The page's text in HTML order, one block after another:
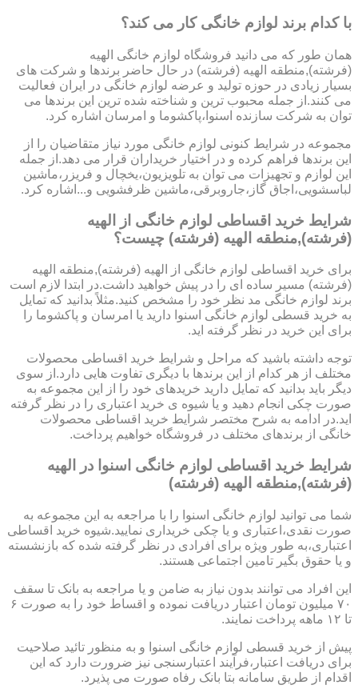
با کدام برند لوازم خانگی کار می کند؟
همان طور که می دانید فروشگاه لوازم خانگی الهیه
(فرشته),منطقه الهیه (فرشته) در حال حاضر برندها و شرکت های
بسیار زیادی در حوزه تولید و عرضه لوازم خانگی در ایران فعالیت
می کنند.از جمله محبوب ترین و شناخته شده ترین این برندها می
توان به شرکت سازنده اسنوا،پاکشوما و امرسان اشاره کرد.
مجموعه در شرایط کنونی لوازم خانگی مورد نیاز متقاضیان را از
این برندها فراهم کرده و در اختیار خریداران قرار می دهد.از جمله
این لوازم و تجهیزات می توان به تلویزیون،یخچال و فریزر،ماشین
لباسشویی،اجاق گاز،جاروبرقی،ماشین ظرفشویی و...اشاره کرد.
شرایط خرید اقساطی لوازم خانگی از الهیه
(فرشته),منطقه الهیه (فرشته) چیست؟
برای خرید اقساطی لوازم خانگی از الهیه (فرشته),منطقه الهیه
(فرشته) مسیر ساده ای را در پیش خواهید داشت.در ابتدا لازم است
برند لوازم خانگی مد نظر خود را مشخص کنید.مثلاً بدانید که تمایل
به خرید قسطی لوازم خانگی اسنوا دارید یا امرسان و پاکشوما را
برای این خرید در نظر گرفته اید.
توجه داشته باشید که مراحل و شرایط خرید اقساطی محصولات
مختلف از هر کدام از این برندها با دیگری تفاوت هایی دارد.از سوی
دیگر باید بدانید که تمایل دارید خریدهای خود را از این مجموعه به
صورت چکی انجام دهید و یا شیوه ی خرید اعتباری را در نظر گرفته
اید.در ادامه به شرح مختصر شرایط خرید اقساطی محصولات
خانگی از برندهای مختلف در فروشگاه خواهیم پرداخت.
شرایط خرید اقساطی لوازم خانگی اسنوا در الهیه
(فرشته),منطقه الهیه (فرشته)
شما می توانید لوازم خانگی اسنوا را با مراجعه به این مجموعه به
صورت نقدی،اعتباری و یا چکی خریداری نمایید.شیوه خرید اقساطی
اعتباری،به طور ویژه برای افرادی در نظر گرفته شده که بازنشسته
و یا حقوق بگیر تامین اجتماعی هستند.
این افراد می توانند بدون نیاز به ضامن و یا مراجعه به بانک تا سقف
۷۰ میلیون تومان اعتبار دریافت نموده و اقساط خود را به صورت ۶
تا ۱۲ ماهه پرداخت نمایند.
پیش از خرید قسطی لوازم خانگی اسنوا و به منظور تائید صلاحیت
برای دریافت اعتبار،فرآیند اعتبارسنجی نیز ضرورت دارد که این
اقدام از طریق سامانه بتا بانک رفاه صورت می پذیرد.